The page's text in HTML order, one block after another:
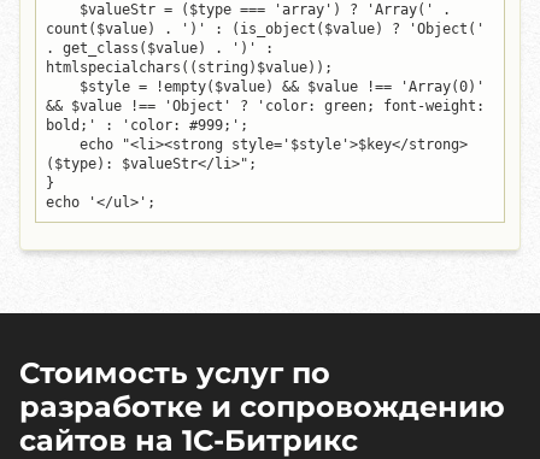
$valueStr = ($type === 'array') ? 'Array(' .
count($value) . ')' : (is_object($value) ? 'Object('
. get_class($value) . ')' :
htmlspecialchars((string)$value));
$style = !empty($value) && $value !== 'Array(0)'
&& $value !== 'Object' ? 'color: green; font-weight:
bold;' : 'color: #999;';
echo "<li><strong style='$style'>$key</strong>
($type): $valueStr</li>";
}
echo '</ul>';
Стоимость услуг по
разработке и сопровождению
сайтов на 1C-Битрикс